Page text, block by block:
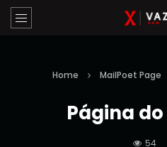
Home MailPoet Page
Página
54